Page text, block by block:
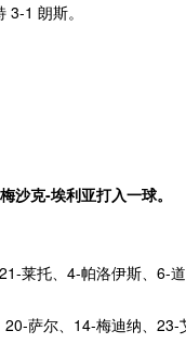
1 朗斯。
沙克-埃利亚打入一球。
莱托、4-帕洛伊斯、6-
萨尔、14-梅迪纳、